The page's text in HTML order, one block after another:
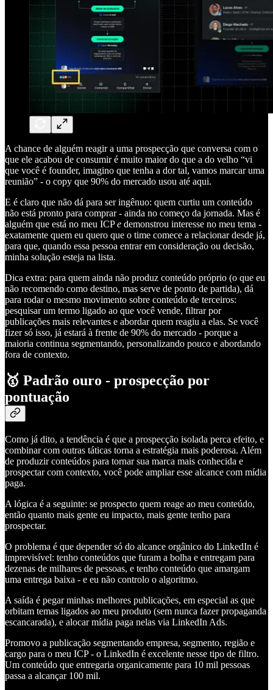
A chance de alguém reagir a uma prospecção que conversa com o
que ele acabou de consumir é muito maior do que a do velho “vi
que você é founder, imagino que tenha a dor tal, vamos marcar uma
reunião” - o copy que 90% do mercado usou até aqui.
E é claro que não dá para ser ingênuo: quem curtiu um conteúdo
não está pronto para comprar - ainda no começo da jornada. Mas é
alguém que está no meu ICPe demonstrou interesse no meu tema -
exatamente quem eu quero que o time comece a relacionar desde já,
para que, quando essa pessoa entrar em consideração ou decisão,
minha solução esteja na lista.
Dica extra: para quem ainda não produz conteúdo próprio (o que eu
não recomendo como destino, mas serve de ponto de partida), dá
para rodar o mesmo movimento sobre conteúdo de terceiros:
pesquisar um termo ligado ao que você vende, filtrar por
publicações mais relevantes e abordar quem reagiu a elas. Se você
fizer só isso, já estará à frente de 90% do mercado - porque a
maioria continua segmentando, personalizando pouco e abordando
fora de contexto.
🥇 Padrão ouro - prospecção por
pontuação
Como já dito, a tendência é que a prospecção isolada perca efeito, e
combinar com outras táticas torna a estratégia mais poderosa. Além
de produzir conteúdos para tornar sua marca mais conhecida e
prospectar com contexto, você pode ampliar esse alcance com mídia
paga.
A lógica é a seguinte: se prospecto quem reage ao meu conteúdo,
então quanto mais gente eu impacto, mais gente tenho para
prospectar.
O problema é que depender só do alcance orgânico do LinkedIn é
imprevisível: tenho conteúdos que furam a bolha e entregam para
dezenas de milhares de pessoas, e tenho conteúdo que amargam
uma entrega baixa - e eu não controlo o algoritmo.
A saída é pegar minhas melhores publicações, em especial as que
orbitam temas ligados ao meu produto (sem nunca fazer propaganda
escancarada), e alocar mídia paga nelas via LinkedIn Ads.
Promovo a publicação segmentando empresa, segmento, região e
cargo para o meu ICP - o LinkedIn é excelente nesse tipo de filtro.
Um conteúdo que entregaria organicamente para 10 mil pessoas
passa a alcançar 100 mil.